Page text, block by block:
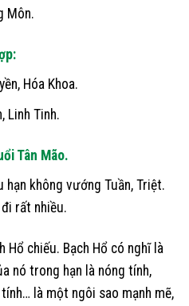
Môn.
Hóa Khoa.
Linh Tinh.
Tân Mão.
hạn không vướng Tuần, Triệt.
rất nhiều.
Hổ chiếu. Bạch Hổ có nghĩ là
nó trong hạn là nóng tính,
là một ngôi sao mạnh mẽ,